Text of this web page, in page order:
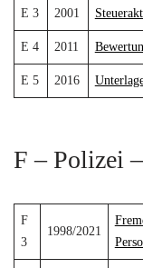
E 3 2001
E 4 2011
E 5 2016
F – Polizei
F
3
1998/2021